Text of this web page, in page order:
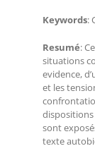
Keywords:
Resumé:
situations
evidence,
et les
dispositions
sont
texte